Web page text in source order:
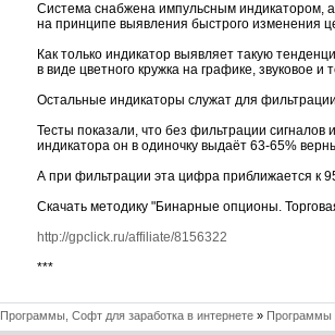
Система снабжена импульсным индикатором,
на принципе выявления быстрого изменения
Как только индикатор выявляет такую
в виде цветного кружка на графике, звуковое и
Остальные индикаторы служат для фильтрации
Тесты показали, что без фильтрации сигналов
индикатора он в одиночку выдаёт 63-65%
А при фильтрации эта цифра приближается к
Скачать методику "Бинарные опционы.
http://gpclick.ru/affiliate/8156322
***
Программы, Софт для заработка в интернете » Программы